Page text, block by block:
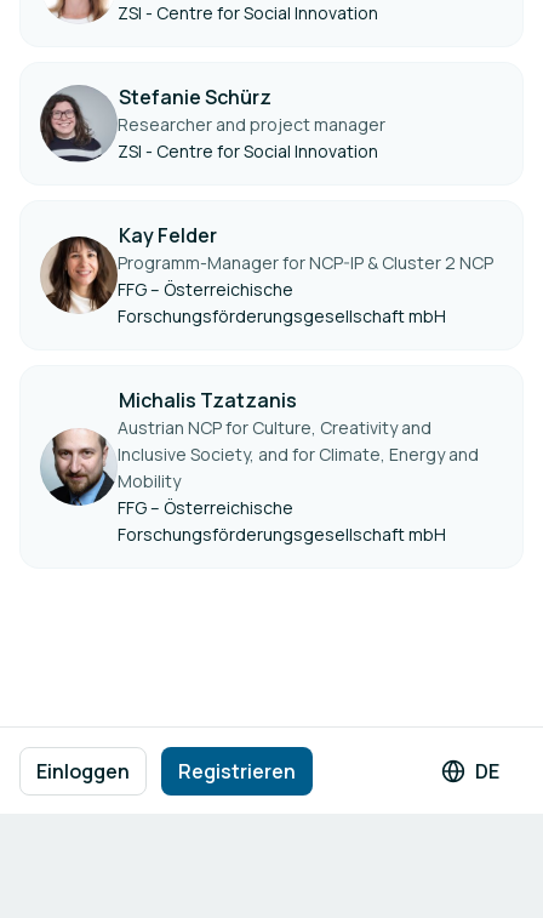
Einloggen Registrieren DE
ZSI - Centre for Social Innovation
Stefanie Schürz
Researcher and project manager
ZSI - Centre for Social Innovation
Kay Felder
Programm-Manager for NCP-IP & Cluster 2 NCP
FFG – Österreichische
Forschungsförderungsgesellschaft mbH
Michalis Tzatzanis
Austrian NCP for Culture, Creativity and
Inclusive Society, and for Climate, Energy and
Mobility
FFG – Österreichische
Forschungsförderungsgesellschaft mbH
Fußzeilennavigation
NutzungsbedingungenDatenschutzrichtlinie
Impressum
Cookie-Einstellungen